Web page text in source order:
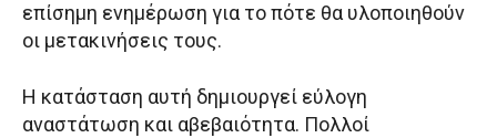
επίσημη ενημέρωση για το πότε θα υλοποιηθούν
οι μετακινήσεις τους.
Η κατάσταση αυτή δημιουργεί εύλογη
αναστάτωση και αβεβαιότητα. Πολλοί